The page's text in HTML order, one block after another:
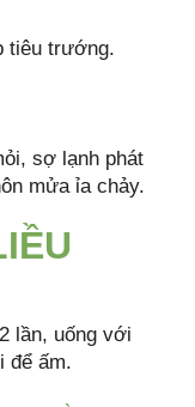
tiêu trướng.
sợ lạnh phát
mửa ỉa chảy.
lần, uống với
để ấm.